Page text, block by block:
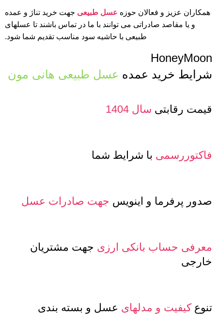
همکاران عزیز و فعالان حوزه عسل طبیعی جهت خرید تناژ و عمده
و یا مقاصد صادراتی می توانند با ما در تماس باشند تا عسلهای
طبیعی با حاشیه سود مناسب تقدیم شما شود.
HoneyMoon
شرایط خرید عمده عسل طبیعی هانی مون
قیمت رقابتی سال 1404
فاکتوررسمی با شرایط شما
صدور پرفرما و اینویس جهت صادرات عسل
معرفی حساب بانکی ارزی جهت مشتریان
خارجی
تنوعکیفیت و مدلهای عسل و بسته بندی